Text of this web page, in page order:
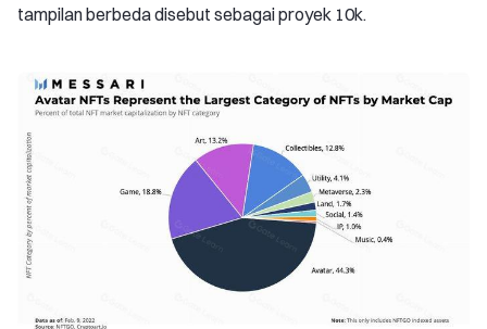
tampilan berbeda disebut sebagai proyek 10k.